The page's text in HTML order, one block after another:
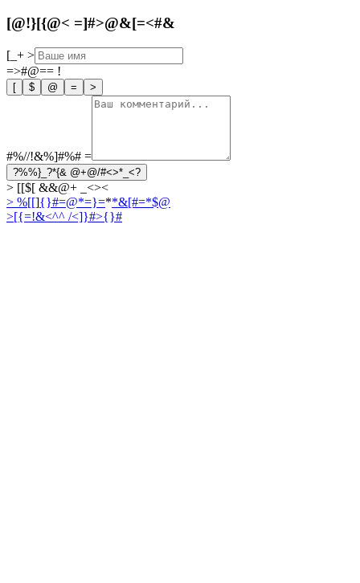
[@!}[{@< =]#>@&[=<#&
[_+ >
=>#@== !
[ $ @ = >
#%//!&%]#%# =
?%%}_?*{& @+@/#<>*_<?
> [[$[ &&@+ _<><
> %[[]{}#=@*=}=**&[#=*$@
>[{=!&<^^ /<]}#>{}#